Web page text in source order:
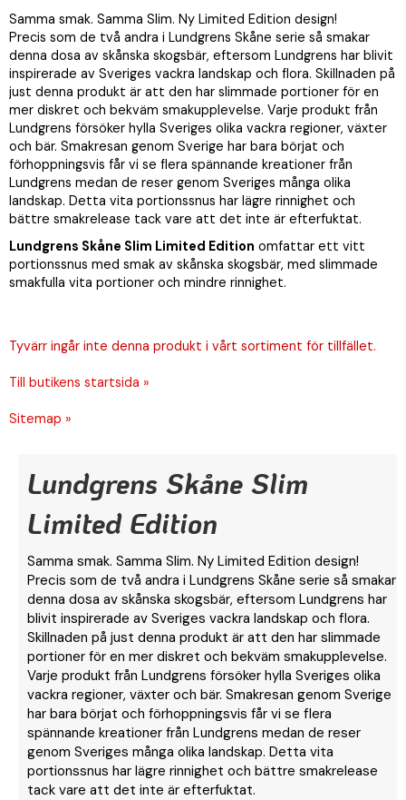
Samma smak. Samma Slim. Ny Limited Edition design!
Precis som de två andra i Lundgrens Skåne serie så smakar
denna dosa av skånska skogsbär, eftersom Lundgrens har blivit
inspirerade av Sveriges vackra landskap och flora. Skillnaden på
just denna produkt är att den har slimmade portioner för en
mer diskret och bekväm smakupplevelse. Varje produkt från
Lundgrens försöker hylla Sveriges olika vackra regioner, växter
och bär. Smakresan genom Sverige har bara börjat och
förhoppningsvis får vi se flera spännande kreationer från
Lundgrens medan de reser genom Sveriges många olika
landskap. Detta vita portionssnus har lägre rinnighet och
bättre smakrelease tack vare att det inte är efterfuktat.
Lundgrens Skåne Slim Limited Edition omfattar ett vitt
portionssnus med smak av skånska skogsbär, med slimmade
smakfulla vita portioner och mindre rinnighet.
Tyvärr ingår inte denna produkt i vårt sortiment för tillfället.
Till butikens startsida »
Sitemap »
Lundgrens Skåne Slim
Limited Edition
Samma smak. Samma Slim. Ny Limited Edition design!
Precis som de två andra i Lundgrens Skåne serie så smakar
denna dosa av skånska skogsbär, eftersom Lundgrens har
blivit inspirerade av Sveriges vackra landskap och flora.
Skillnaden på just denna produkt är att den har slimmade
portioner för en mer diskret och bekväm smakupplevelse.
Varje produkt från Lundgrens försöker hylla Sveriges olika
vackra regioner, växter och bär. Smakresan genom Sverige
har bara börjat och förhoppningsvis får vi se flera
spännande kreationer från Lundgrens medan de reser
genom Sveriges många olika landskap. Detta vita
portionssnus har lägre rinnighet och bättre smakrelease
tack vare att det inte är efterfuktat.